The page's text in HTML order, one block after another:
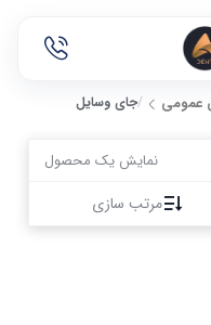
عمومی /جای وسایل
نمایش یک محصول
مرتب سازی